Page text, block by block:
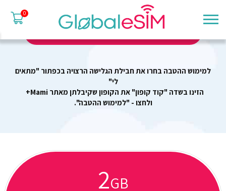
0 לקוחות
מחבילות גלישה במחירים סופר מיוחדים
למימוש ההטבה בחרו את חבילת הגלישה הרצויה בכפתור "מתאים
לי"
הזינו בשדה "קוד קופון" את הקופון שקיבלתן מאתר Mami+
ולחצו - "למימוש ההטבה".
2GB